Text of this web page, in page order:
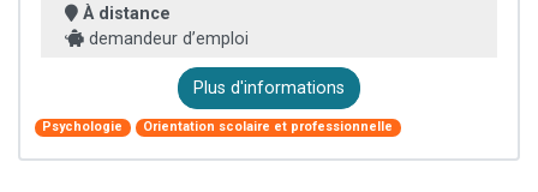
À distance
demandeur d’emploi
Plus d'informations
Psychologie Orientation scolaire et professionnelle